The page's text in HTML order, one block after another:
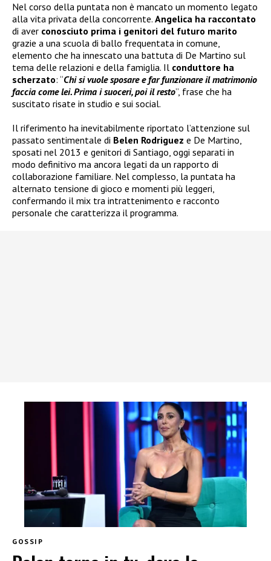
Nel corso della puntata non è mancato un momento legato
alla vita privata della concorrente. Angelica ha raccontato
di aver conosciuto prima i genitori del futuro marito
grazie a una scuola di ballo frequentata in comune,
elemento che ha innescato una battuta di De Martino sul
tema delle relazioni e della famiglia. Il conduttore ha
scherzato: “Chi si vuole sposare e far funzionare il matrimonio
faccia come lei. Prima i suoceri, poi il resto”, frase che ha
suscitato risate in studio e sui social.
Il riferimento ha inevitabilmente riportato l’attenzione sul
passato sentimentale di Belen Rodriguez e De Martino,
sposati nel 2013 e genitori di Santiago, oggi separati in
modo definitivo ma ancora legati da un rapporto di
collaborazione familiare. Nel complesso, la puntata ha
alternato tensione di gioco e momenti più leggeri,
confermando il mix tra intrattenimento e racconto
personale che caratterizza il programma.
GOSSIP